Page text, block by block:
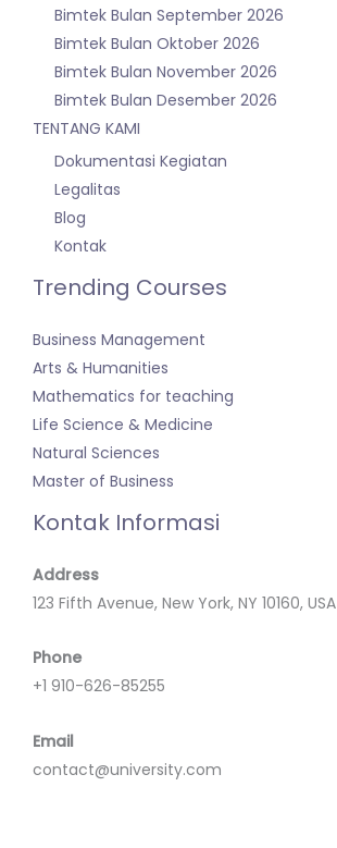
Bimtek Bulan September 2026
Bimtek Bulan Oktober 2026
Bimtek Bulan November 2026
Bimtek Bulan Desember 2026
TENTANG KAMI
Dokumentasi Kegiatan
Legalitas
Blog
Kontak
Trending Courses
Business Management
Arts & Humanities
Mathematics for teaching
Life Science & Medicine
Natural Sciences
Master of Business
Kontak Informasi
Address
123 Fifth Avenue, New York, NY 10160, USA
Phone
+1 910-626-85255
Email
contact@university.com